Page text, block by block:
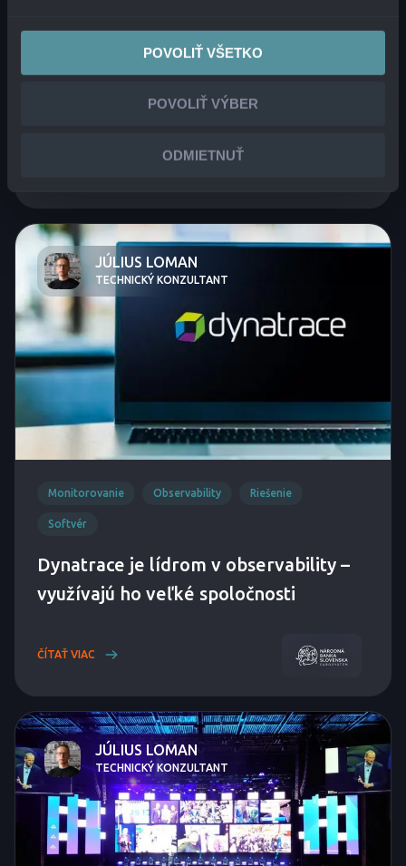
POVOLIŤ VŠETKO
POVOLIŤ VÝBER
ODMIETNUŤ
Alanata oslavuje 1. rok: Má viac ako
200 klientov a stojí za IT projektom
JÚLIUS LOMAN
TECHNICKÝ KONZULTANT
Monitorovanie Observability Riešenie
Softvér
Dynatrace je lídrom v observability –
využívajú ho veľké spoločnosti
ČÍTAŤ VIAC
JÚLIUS LOMAN
TECHNICKÝ KONZULTANT